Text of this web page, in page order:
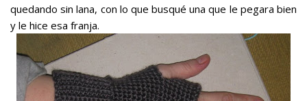
quedando sin lana, con lo que busqué una que le pegara bien
y le hice esa franja.